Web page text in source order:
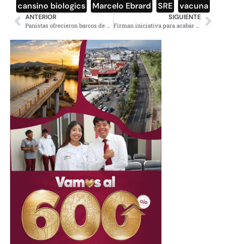
cansino biologics Marcelo Ebrard SRE vacuna
ANTERIOR
Panistas ofrecieron barcos de Pemex para el tráfico de drogas a “El Mayo”: Anabel Hernández
SIGUIENTE
Firman iniciativa para acabar con los abusos del outsourcing